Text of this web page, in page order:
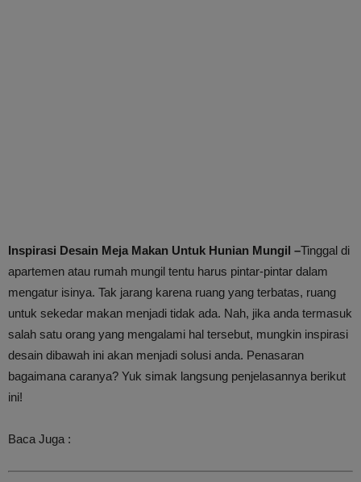
Inspirasi Desain Meja Makan Untuk Hunian Mungil –Tinggal di
apartemen atau rumah mungil tentu harus pintar-pintar dalam
mengatur isinya. Tak jarang karena ruang yang terbatas, ruang
untuk sekedar makan menjadi tidak ada. Nah, jika anda termasuk
salah satu orang yang mengalami hal tersebut, mungkin inspirasi
desain dibawah ini akan menjadi solusi anda. Penasaran
bagaimana caranya? Yuk simak langsung penjelasannya berikut
ini!
Baca Juga :